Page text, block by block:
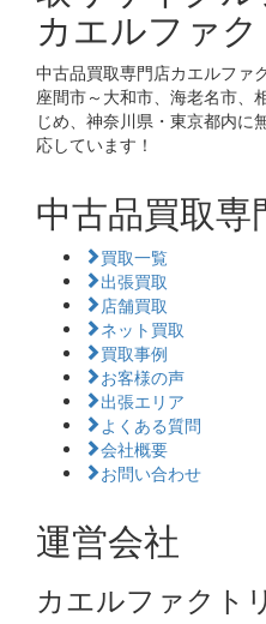
カエルファ
中古品買取専門店カエルファ
座間市～大和市、海老名市、
じめ、神奈川県・東京都内に
応しています！
中古品買取専
買取一覧
出張買取
店舗買取
ネット買取
買取事例
お客様の声
出張エリア
よくある質問
会社概要
お問い合わせ
運営会社
カエルファクト